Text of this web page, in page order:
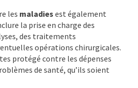
les maladies est également
la prise en charge des
des traitements
opérations chirurgicales.
protégé contre les dépenses
de santé, qu’ils soient